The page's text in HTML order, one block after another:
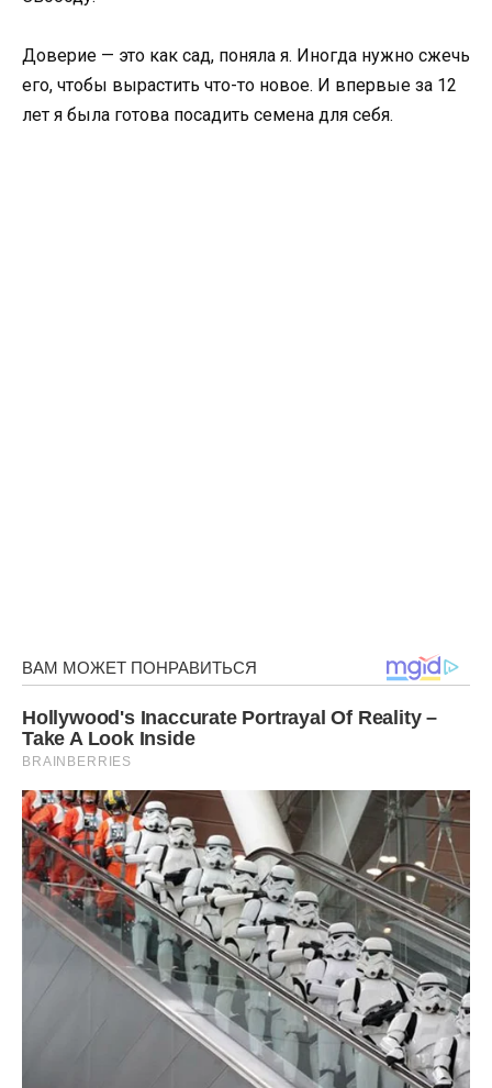
Доверие — это как сад, поняла я. Иногда нужно сжечь
его, чтобы вырастить что-то новое. И впервые за 12
лет я была готова посадить семена для себя.